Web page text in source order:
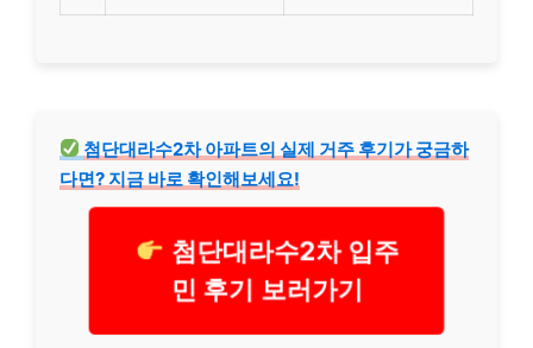
첨단대라수2차 아파트의 실제 거주 후기가 궁금하
다면? 지금 바로 확인해보세요!
첨단대라수2차 입주
민 후기 보러가기